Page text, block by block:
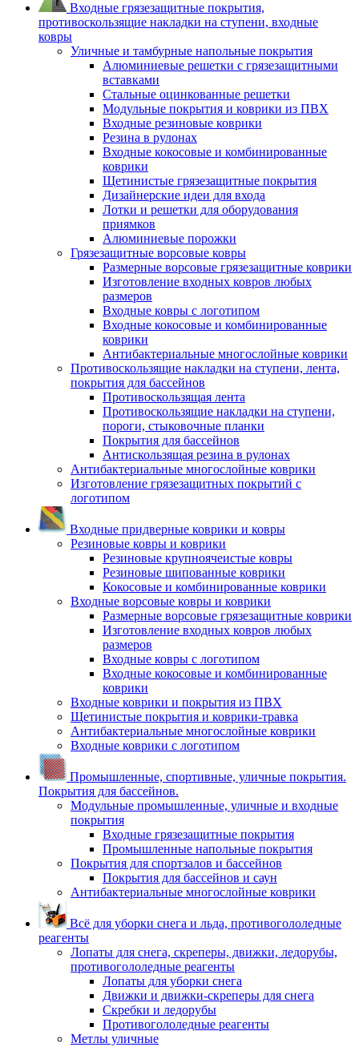
Входные грязезащитные покрытия,
противоскользящие накладки на ступени, входные
ковры
Уличные и тамбурные напольные покрытия
Алюминиевые решетки с грязезащитными
вставками
Стальные оцинкованные решетки
Модульные покрытия и коврики из ПВХ
Входные резиновые коврики
Резина в рулонах
Входные кокосовые и комбинированные
коврики
Щетинистые грязезащитные покрытия
Дизайнерские идеи для входа
Лотки и решетки для оборудования
приямков
Алюминиевые порожки
Грязезащитные ворсовые ковры
Размерные ворсовые грязезащитные коврики
Изготовление входных ковров любых
размеров
Входные ковры с логотипом
Входные кокосовые и комбинированные
коврики
Антибактериальные многослойные коврики
Противоскользящие накладки на ступени, лента,
покрытия для бассейнов
Противоскользящая лента
Противоскользящие накладки на ступени,
пороги, стыковочные планки
Покрытия для бассейнов
Антискользящая резина в рулонах
Антибактериальные многослойные коврики
Изготовление грязезащитных покрытий с
логотипом
Входные придверные коврики и ковры
Резиновые ковры и коврики
Резиновые крупноячеистые ковры
Резиновые шипованные коврики
Кокосовые и комбинированные коврики
Входные ворсовые ковры и коврики
Размерные ворсовые грязезащитные коврики
Изготовление входных ковров любых
размеров
Входные ковры с логотипом
Входные кокосовые и комбинированные
коврики
Входные коврики и покрытия из ПВХ
Щетинистые покрытия и коврики-травка
Антибактериальные многослойные коврики
Входные коврики с логотипом
Промышленные, спортивные, уличные покрытия.
Покрытия для бассейнов.
Модульные промышленные, уличные и входные
покрытия
Входные грязезащитные покрытия
Промышленные напольные покрытия
Покрытия для спортзалов и бассейнов
Покрытия для бассейнов и саун
Антибактериальные многослойные коврики
Всё для уборки снега и льда, противогололедные
реагенты
Лопаты для снега, скреперы, движки, ледорубы,
противогололедные реагенты
Лопаты для уборки снега
Движки и движки-скреперы для снега
Скребки и ледорубы
Противогололедные реагенты
Метлы уличные